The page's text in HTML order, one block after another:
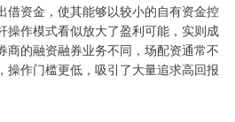
借资金，使其能够以较小的自有资金控
操作模式看似放大了盈利可能，实则成
商的融资融券业务不同，场配资通常不
操作门槛更低，吸引了大量追求高回报